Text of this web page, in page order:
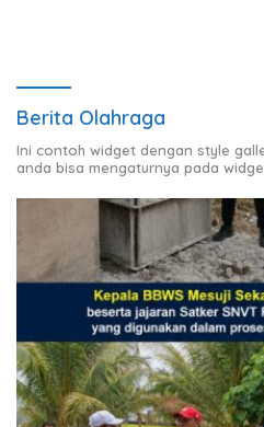
Berita Olahraga
Ini contoh widget dengan style
anda bisa mengaturnya pada